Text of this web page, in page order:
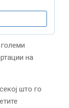
на
што го